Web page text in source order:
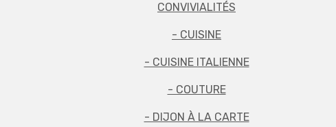
CONVIVIALITÉS
- CUISINE
- CUISINE ITALIENNE
- COUTURE
- DIJON À LA CARTE